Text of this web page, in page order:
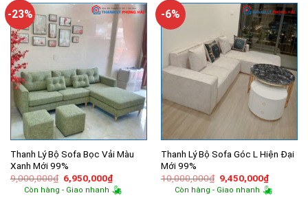
9,250,000₫.
-23%
Thanh Lý Bộ Sofa Bọc Vải Màu
Xanh Mới 99%
9,000,000₫ Giá
gốc
là:
6,950,000₫Giá
hiện
tại
Còn hàng - Giao nhanh
-6%
Thanh Lý Bộ Sofa Góc L Hiện Đại
Mới 99%
10,000,000₫ Giá
gốc
là:
9,450,000₫Giá
hiện
tại
Còn hàng - Giao nhanh